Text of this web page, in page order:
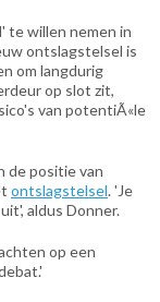
te willen nemen in
ontslagstelsel is
om langdurig
op slot zit,
van potentiÃ«le
de positie van
ontslagstelsel. 'Je
aldus Donner.
op een